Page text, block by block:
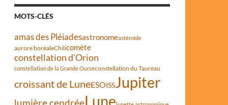
MOTS-CLÉS
amas des Pléiadesastronomeastéroïde
aurore boréaleChilicomète
constellation d'Orion
constellation de la Grande Ourseconstellation du Taureau
croissant de LuneESOISSJupiter
lumière cendréeLune